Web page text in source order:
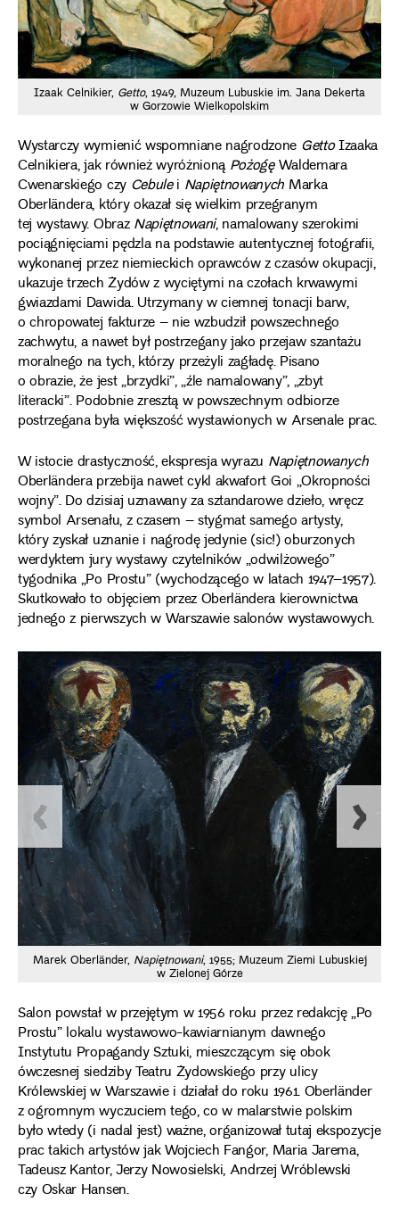
Izaak Celnikier, Getto, 1949, Muzeum Lubuskie im. Jana Dekerta
w Gorzowie Wielkopolskim
Wystarczy wymienić wspomniane nagrodzone GettoIzaaka
Celnikiera, jak również wyróżnioną PożogęWaldemara
Cwenarskiego czy Cebulei Napiętnowanych Marka
Oberländera, który okazał się wielkim przegranym
tej wystawy. ObrazNapiętnowani, namalowany szerokimi
pociągnięciami pędzla na podstawie autentycznej fotografii,
wykonanej przez niemieckich oprawców z czasów okupacji,
ukazuje trzech Żydów z wyciętymi na czołach krwawymi
gwiazdami Dawida. Utrzymany w ciemnej tonacji barw,
o chropowatej fakturze – nie wzbudził powszechnego
zachwytu, a nawet był postrzegany jako przejaw szantażu
moralnego na tych, którzy przeżyli zagładę. Pisano
o obrazie, że jest „brzydki”, „źle namalowany”, „zbyt
literacki”. Podobnie zresztą w powszechnym odbiorze
postrzegana była większość wystawionych w Arsenale prac.
W istocie drastyczność, ekspresja wyrazu Napiętnowanych
Oberländera przebija nawet cykl akwafort Goi „Okropności
wojny”. Do dzisiaj uznawany za sztandarowe dzieło, wręcz
symbol Arsenału, z czasem – stygmat samego artysty,
który zyskał uznanie i nagrodę jedynie (sic!) oburzonych
werdyktem jury wystawy czytelników „odwilżowego”
tygodnika „Po Prostu” (wychodzącego w latach 1947–1957).
Skutkowało to objęciem przez Oberländera kierownictwa
jednego z pierwszych w Warszawie salonów wystawowych.
Marek Oberländer, Napiętnowani, 1955; Muzeum Ziemi Lubuskiej
w Zielonej Górze
Salon powstał w przejętym w 1956 roku przez redakcję „Po
Prostu” lokalu wystawowo-kawiarnianym dawnego
Instytutu Propagandy Sztuki, mieszczącym się obok
ówczesnej siedziby Teatru Żydowskiego przy ulicy
Królewskiej w Warszawie i działał do roku 1961. Oberländer
z ogromnym wyczuciem tego, co w malarstwie polskim
było wtedy (i nadal jest) ważne, organizował tutaj ekspozycje
prac takich artystów jak Wojciech Fangor, Maria Jarema,
Tadeusz Kantor, Jerzy Nowosielski, Andrzej Wróblewski
czy Oskar Hansen.